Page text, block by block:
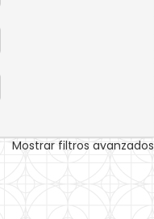
Mostrar filtros avanzados